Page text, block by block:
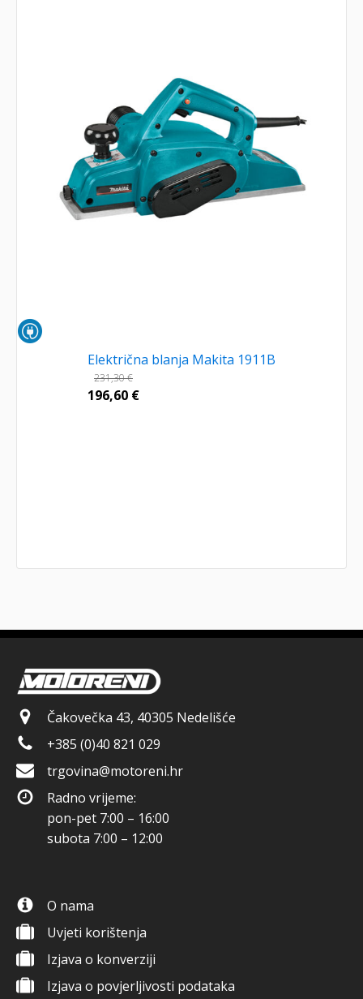
Električna blanja Makita 1911B
231,30€
196,60 €
Čakovečka 43, 40305 Nedelišće
+385 (0)40 821 029
trgovina@motoreni.hr
Radno vrijeme:
pon-pet 7:00 – 16:00
subota 7:00 – 12:00
O nama
Uvjeti korištenja
Izjava o konverziji
Izjava o povjerljivosti podataka